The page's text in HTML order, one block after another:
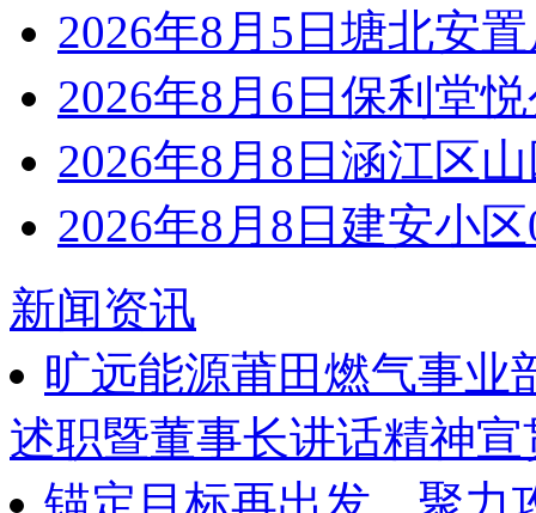
2026年8月5日塘北安
2026年8月6日保利堂
2026年8月8日涵江区
2026年8月8日建安小
新闻资讯
旷远能源莆田燃气事业
述职暨董事长讲话精神
锚定目标再出发，聚力